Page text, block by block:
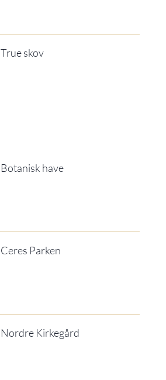
True skov
Botanisk have
Ceres Parken
Nordre Kirkegård